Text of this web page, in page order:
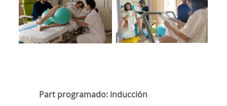
Part programado: inducción